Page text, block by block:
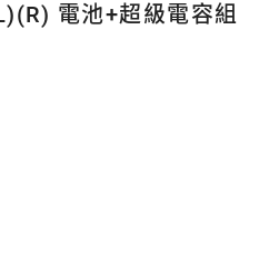
電池+超級電容組